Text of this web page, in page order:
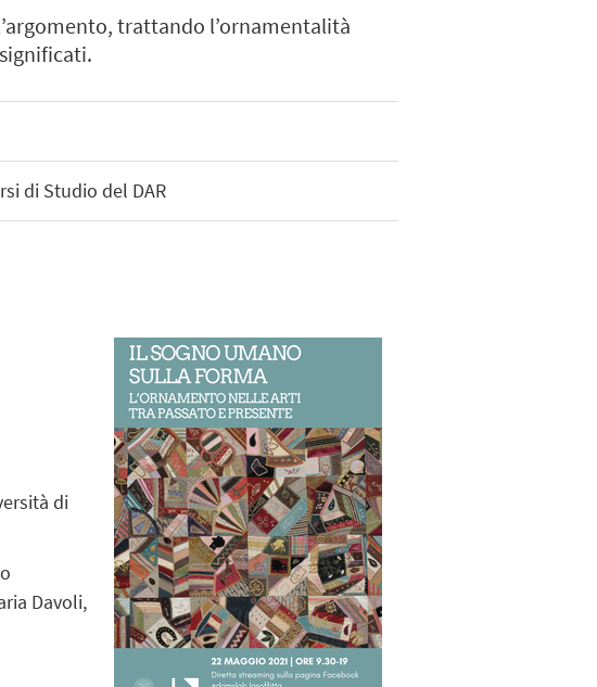
trattando l’ornamentalità
di Studio del DAR
di
Davoli,